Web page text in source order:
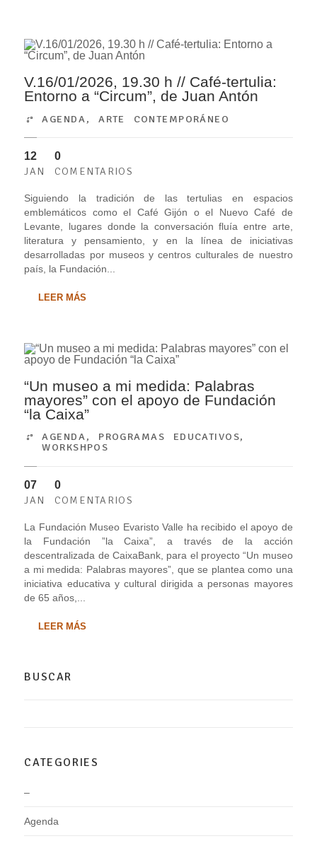
V.16/01/2026, 19.30 h // Café-tertulia:
Entorno a “Circum”, de Juan Antón
AGENDA ,ARTE CONTEMPORÁNEO
12
JAN
0
COMENTARIOS
Siguiendo la tradición de las tertulias en espacios
emblemáticos como el Café Gijón o el Nuevo Café de
Levante, lugares donde la conversación fluía entre arte,
literatura y pensamiento, y en la línea de iniciativas
desarrolladas por museos y centros culturales de nuestro
país, la Fundación...
LEER MÁS
“Un museo a mi medida: Palabras
mayores” con el apoyo de Fundación
“la Caixa”
AGENDA, PROGRAMAS EDUCATIVOS,
WORKSHPOS
07
JAN
0
COMENTARIOS
La Fundación Museo Evaristo Valle ha recibido el apoyo de
la Fundación ”la Caixa”, a través de la acción
descentralizada de CaixaBank, para el proyecto “Un museo
a mi medida: Palabras mayores”, que se plantea como una
iniciativa educativa y cultural dirigida a personas mayores
de 65 años,...
LEER MÁS
BUSCAR
CATEGORIES
–
Agenda